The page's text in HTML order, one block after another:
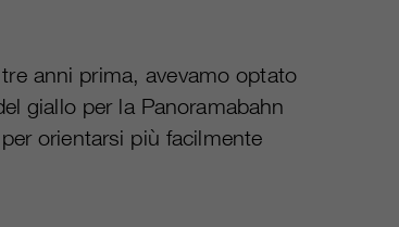
anni prima, avevamo optato
giallo per la Panoramabahn
orientarsi più facilmente